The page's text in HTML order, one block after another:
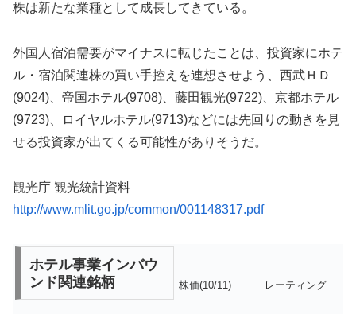
株は新たな業種として成長してきている。
外国人宿泊需要がマイナスに転じたことは、投資家にホテ
ル・宿泊関連株の買い手控えを連想させよう、西武ＨＤ
(9024)、帝国ホテル(9708)、藤田観光(9722)、京都ホテル
(9723)、ロイヤルホテル(9713)などには先回りの動きを見
せる投資家が出てくる可能性がありそうだ。
観光庁 観光統計資料
http://www.mlit.go.jp/common/001148317.pdf
ホテル事業インバウ
ンド関連銘柄
株価(10/11) レーティング